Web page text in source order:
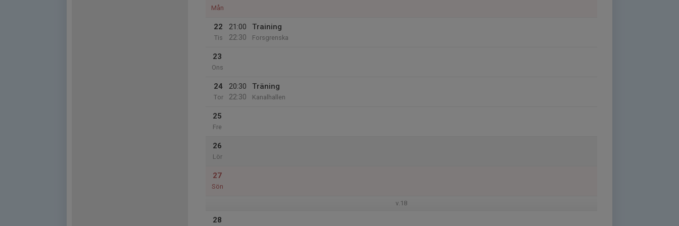
Mån
22
Tis
21:00
22:30
Training
Forsgrenska
23
Ons
24
Tor
20:30
22:30
Träning
Kanalhallen
25
Fre
26
Lör
27
Sön
v.18
28